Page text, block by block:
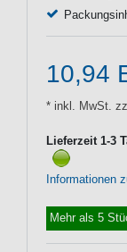
10,94
* inkl. MwSt.
Lieferzeit 1-3
Informationen
Mehr als 5